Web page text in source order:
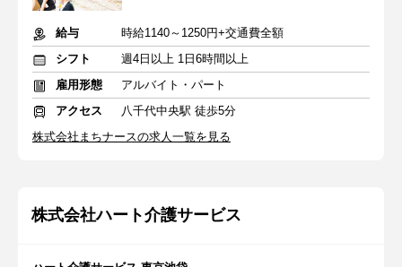
給与
時給1140～1250円+交通費全額
シフト
週4日以上 1日6時間以上
雇用形態
アルバイト・パート
アクセス
八千代中央駅 徒歩5分
株式会社まちナースの求人一覧を見る
株式会社ハート介護サービス